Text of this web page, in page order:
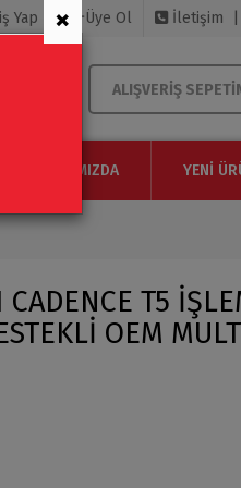
Yap Üye Ol İletişim
ALIŞVERIŞ
HAKKIMIZDA YENI
T5
OEM
×